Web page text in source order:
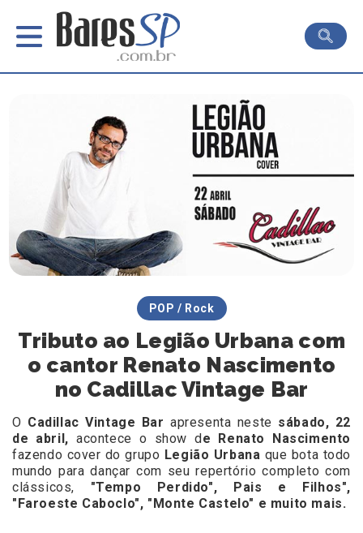
POP / Rock
Tributo ao Legião Urbana com
o cantor Renato Nascimento
no Cadillac Vintage Bar
O Cadillac Vintage Bar apresenta neste sábado, 22
de abril, acontece o show d e Renato Nascimento
fazendo cover do grupo Legião Urbana que bota todo
mundo para dançar com seu repertório completo com
clássicos, "Tempo Perdido", Pais e Filhos",
"Faroeste Caboclo", "Monte Castelo" e muito mais.